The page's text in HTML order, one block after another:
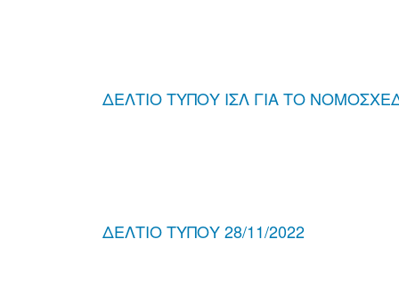
ΔΕΛΤΙΟ ΤΥΠΟΥ ΙΣΛ ΓΙΑ ΤΟ
ΔΕΛΤΙΟ ΤΥΠΟΥ 28/11/2022